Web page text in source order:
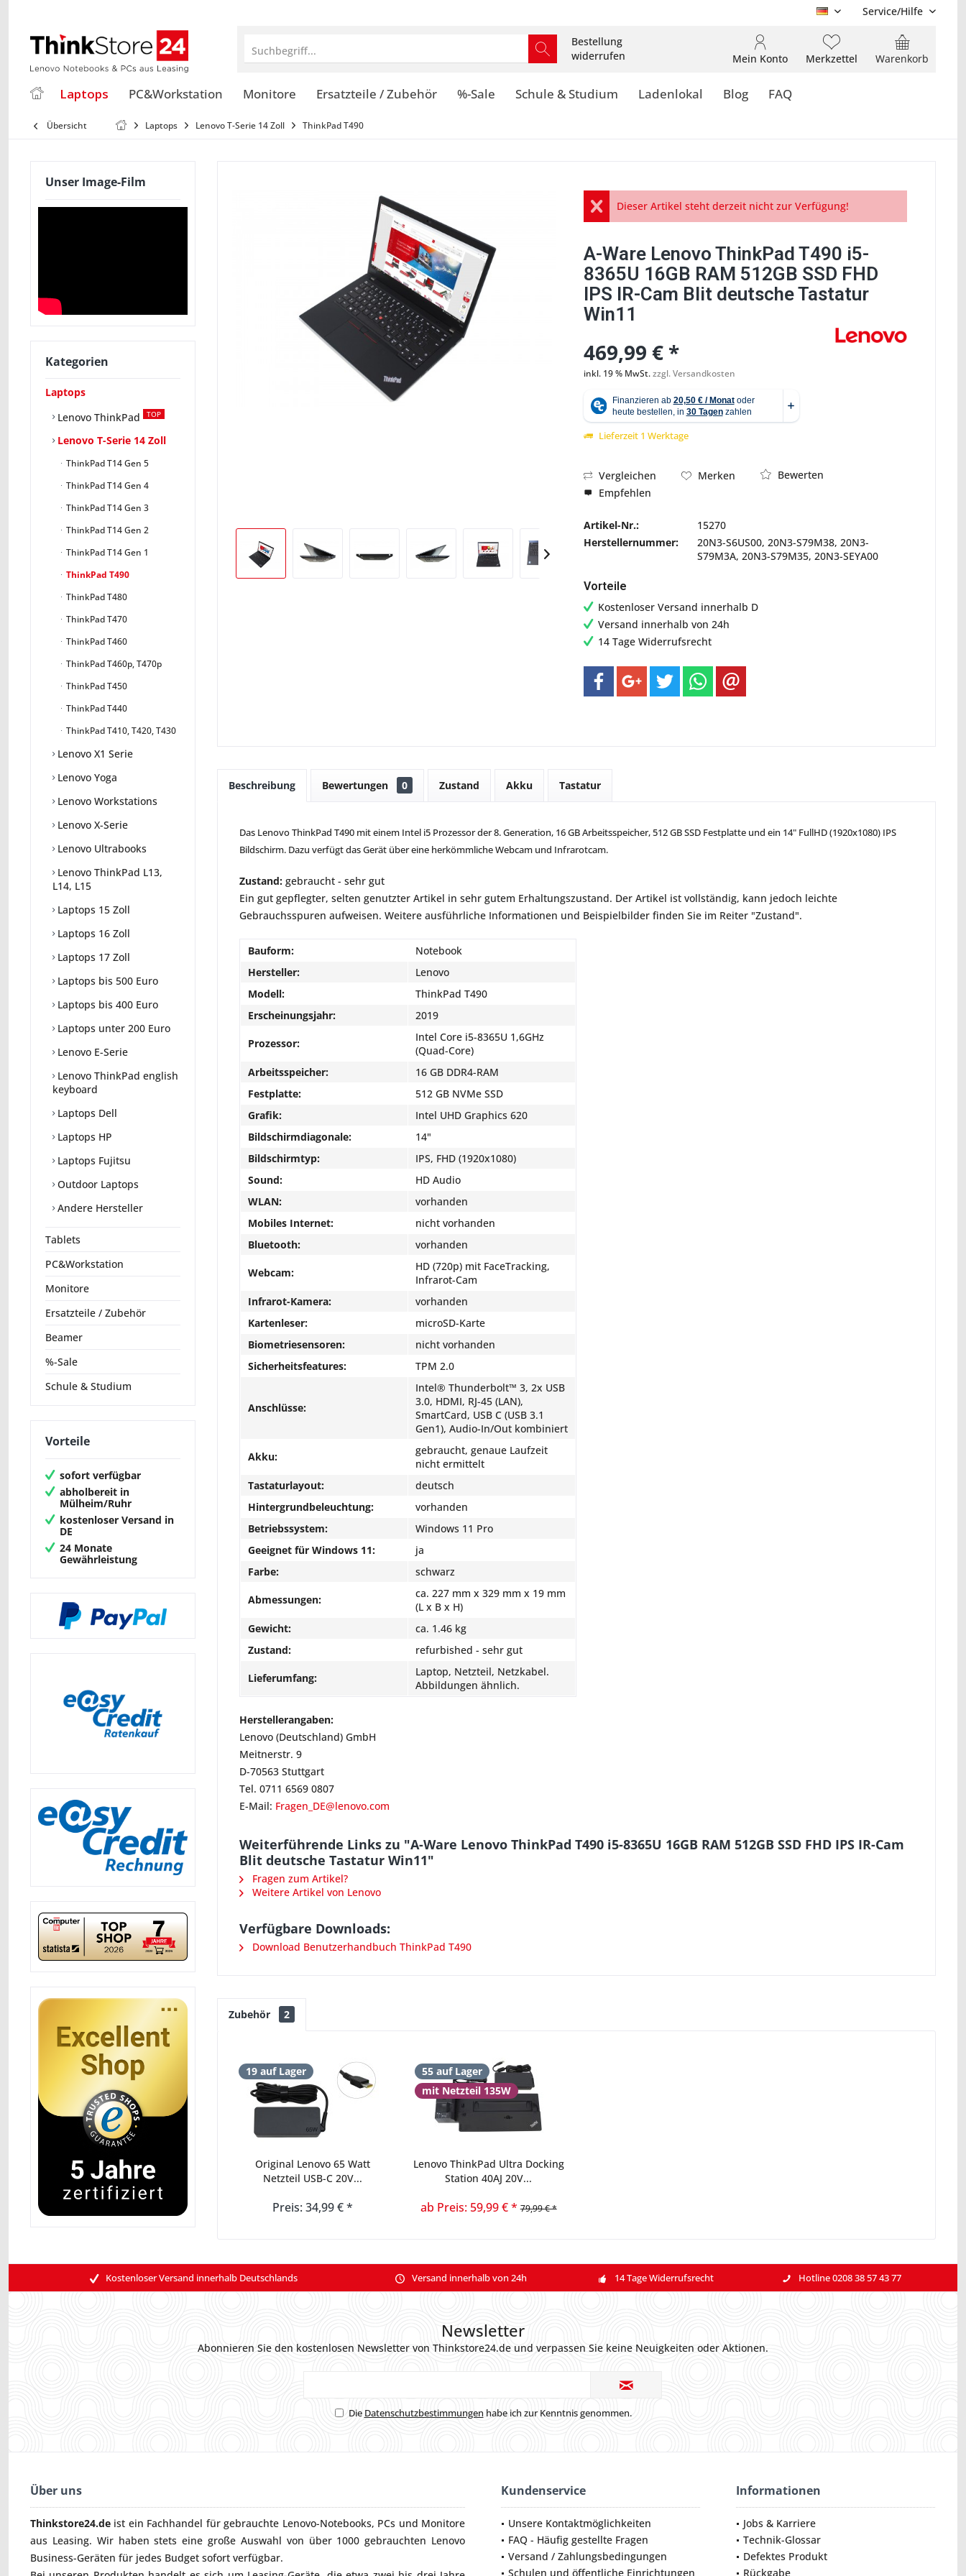
DE Service/Hilfe
Suchbegriff...
Bestellung
widerrufen
Warenkorb
Merkzettel
Mein Konto
Laptops PC&Workstation Monitore Ersatzteile / Zubehör %-Sale Schule & Studium Ladenlokal Blog FAQ
Übersicht Laptops Lenovo T-Serie 14 Zoll ThinkPad T490
Unser Image-Film
Kategorien
Laptops
Lenovo ThinkPad
TOP
Lenovo T-Serie 14 Zoll
ThinkPad T14 Gen 5
ThinkPad T14 Gen 4
ThinkPad T14 Gen 3
ThinkPad T14 Gen 2
ThinkPad T14 Gen 1
ThinkPad T490
ThinkPad T480
ThinkPad T470
ThinkPad T460
ThinkPad T460p, T470p
ThinkPad T450
ThinkPad T440
ThinkPad T410, T420, T430
Lenovo X1 Serie
Lenovo Yoga
Lenovo Workstations
Lenovo X-Serie
Lenovo Ultrabooks
Lenovo ThinkPad L13,
L14, L15
Laptops 15 Zoll
Laptops 16 Zoll
Laptops 17 Zoll
Laptops bis 500 Euro
Laptops bis 400 Euro
Laptops unter 200 Euro
Lenovo E-Serie
Lenovo ThinkPad english
keyboard
Laptops Dell
Laptops HP
Laptops Fujitsu
Outdoor Laptops
Andere Hersteller
Tablets
PC&Workstation
Monitore
Ersatzteile / Zubehör
Beamer
%-Sale
Schule & Studium
Vorteile
sofort verfügbar
abholbereit in
Mülheim/Ruhr
kostenloser Versand in
DE
24 Monate
Gewährleistung
Abbildung ähnlich
Dieser Artikel steht derzeit nicht zur Verfügung!
A-Ware Lenovo ThinkPad T490 i5-
8365U 16GB RAM 512GB SSD FHD
IPS IR-Cam Blit deutsche Tastatur
Win11
469,99 € *
inkl. 19 % MwSt.zzgl. Versandkosten
Lieferzeit 1 Werktage
Vergleichen Merken
Bewerten
Empfehlen
Artikel-Nr.:
15270
Herstellernummer:
20N3-S6US00, 20N3-S79M38, 20N3-
S79M3A, 20N3-S79M35, 20N3-SEYA00
Vorteile
Kostenloser Versand innerhalb D
Versand innerhalb von 24h
14 Tage Widerrufsrecht
Beschreibung Bewertungen 0 Zustand Akku Tastatur
Das Lenovo ThinkPad T490 mit einem Intel i5 Prozessor der 8. Generation, 16 GB Arbeitsspeicher, 512 GB SSD Festplatte und ein 14" FullHD (1920x1080) IPS
Bildschirm. Dazu verfügt das Gerät über eine herkömmliche Webcam und Infrarotcam.
Zustand: gebraucht - sehr gut
Ein gut gepflegter, selten genutzter Artikel in sehr gutem Erhaltungszustand. Der Artikel ist vollständig, kann jedoch leichte
Gebrauchsspuren aufweisen. Weitere ausführliche Informationen und Beispielbilder finden Sie im Reiter "Zustand".
Bauform:
Notebook
Hersteller:
Lenovo
Modell:
ThinkPad T490
Erscheinungsjahr:
2019
Prozessor:
Intel Core i5-8365U 1,6GHz
(Quad-Core)
Arbeitsspeicher:
16 GB DDR4-RAM
Festplatte:
512 GB NVMe SSD
Grafik:
Intel UHD Graphics 620
Bildschirmdiagonale:
14"
Bildschirmtyp:
IPS, FHD (1920x1080)
Sound:
HD Audio
WLAN:
vorhanden
Mobiles Internet:
nicht vorhanden
Bluetooth:
vorhanden
Webcam:
HD (720p) mit FaceTracking,
Infrarot-Cam
Infrarot-Kamera:
vorhanden
Kartenleser:
microSD-Karte
Biometriesensoren:
nicht vorhanden
Sicherheitsfeatures:
TPM 2.0
Anschlüsse:
Intel® Thunderbolt™ 3, 2x USB
3.0, HDMI, RJ-45 (LAN),
SmartCard, USB C (USB 3.1
Gen1), Audio-In/Out kombiniert
Akku:
gebraucht, genaue Laufzeit
nicht ermittelt
Tastaturlayout:
deutsch
Hintergrundbeleuchtung:
vorhanden
Betriebssystem:
Windows 11 Pro
Geeignet für Windows 11:
ja
Farbe:
schwarz
Abmessungen:
ca. 227 mm x 329 mm x 19 mm
(L x B x H)
Gewicht:
ca. 1.46 kg
Zustand:
refurbished - sehr gut
Lieferumfang:
Laptop, Netzteil, Netzkabel.
Abbildungen ähnlich.
Herstellerangaben:
Lenovo (Deutschland) GmbH
Meitnerstr. 9
D-70563 Stuttgart
Tel. 0711 6569 0807
E-Mail: Fragen_DE@lenovo.com
Weiterführende Links zu "A-Ware Lenovo ThinkPad T490 i5-8365U 16GB RAM 512GB SSD FHD IPS IR-Cam
Blit deutsche Tastatur Win11"
Fragen zum Artikel?
Weitere Artikel von Lenovo
Verfügbare Downloads:
Download Benutzerhandbuch ThinkPad T490
Zubehör 2
19 auf Lager
Original Lenovo 65 Watt
Netzteil USB-C 20V...
Preis: 34,99 € *
55 auf Lager
mit Netzteil 135W
Lenovo ThinkPad Ultra Docking
Station 40AJ 20V...
ab Preis: 59,99 € * 79,99 € *
Kostenloser Versand innerhalb Deutschlands Versand innerhalb von 24h 14 Tage Widerrufsrecht Hotline 0208 38 57 43 77
Newsletter
Abonnieren Sie den kostenlosen Newsletter von Thinkstore24.de und verpassen Sie keine Neuigkeiten oder Aktionen.
Die Datenschutzbestimmungen habe ich zur Kenntnis genommen.
Über uns
Thinkstore24.de ist ein Fachhandel für gebrauchte Lenovo-Notebooks, PCs und Monitore
aus Leasing. Wir haben stets eine große Auswahl von über 1000 gebrauchten Lenovo
Business-Geräten für jedes Budget sofort verfügbar.
Kundenservice
Unsere Kontaktmöglichkeiten
FAQ - Häufig gestellte Fragen
Versand / Zahlungsbedingungen
Schulen und öffentliche Einrichtungen
Informationen
Jobs & Karriere
Technik-Glossar
Defektes Produkt
Rückgabe